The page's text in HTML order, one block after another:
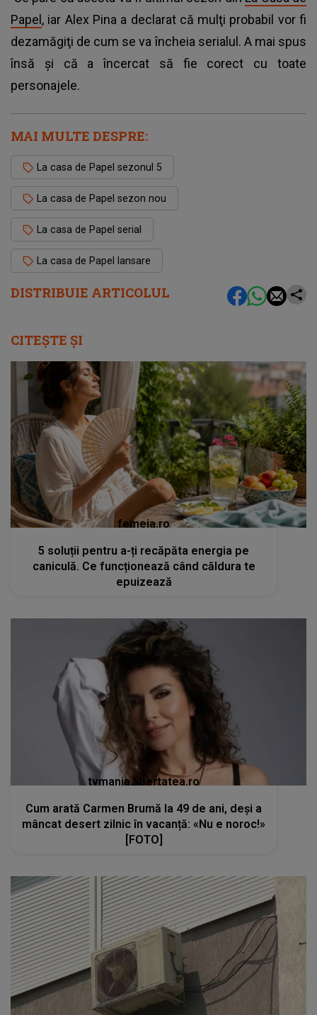
DISTRIBUIE ARTICOLUL
Papel, iar Alex Pina a declarat că mulţi probabil vor fi
dezamăgiţi de cum se va încheia serialul. A mai spus
însă şi că a încercat să fie corect cu toate
personajele.
MAI MULTE DESPRE:
La casa de Papel sezonul 5
La casa de Papel sezon nou
La casa de Papel serial
La casa de Papel lansare
CITEȘTE ȘI
femeia.ro
5 soluții pentru a-ți recăpăta energia pe
caniculă. Ce funcționează când căldura te
epuizează
tvmania.libertatea.ro
Cum arată Carmen Brumă la 49 de ani, deși a
mâncat desert zilnic în vacanță: «Nu e noroc!»
[FOTO]